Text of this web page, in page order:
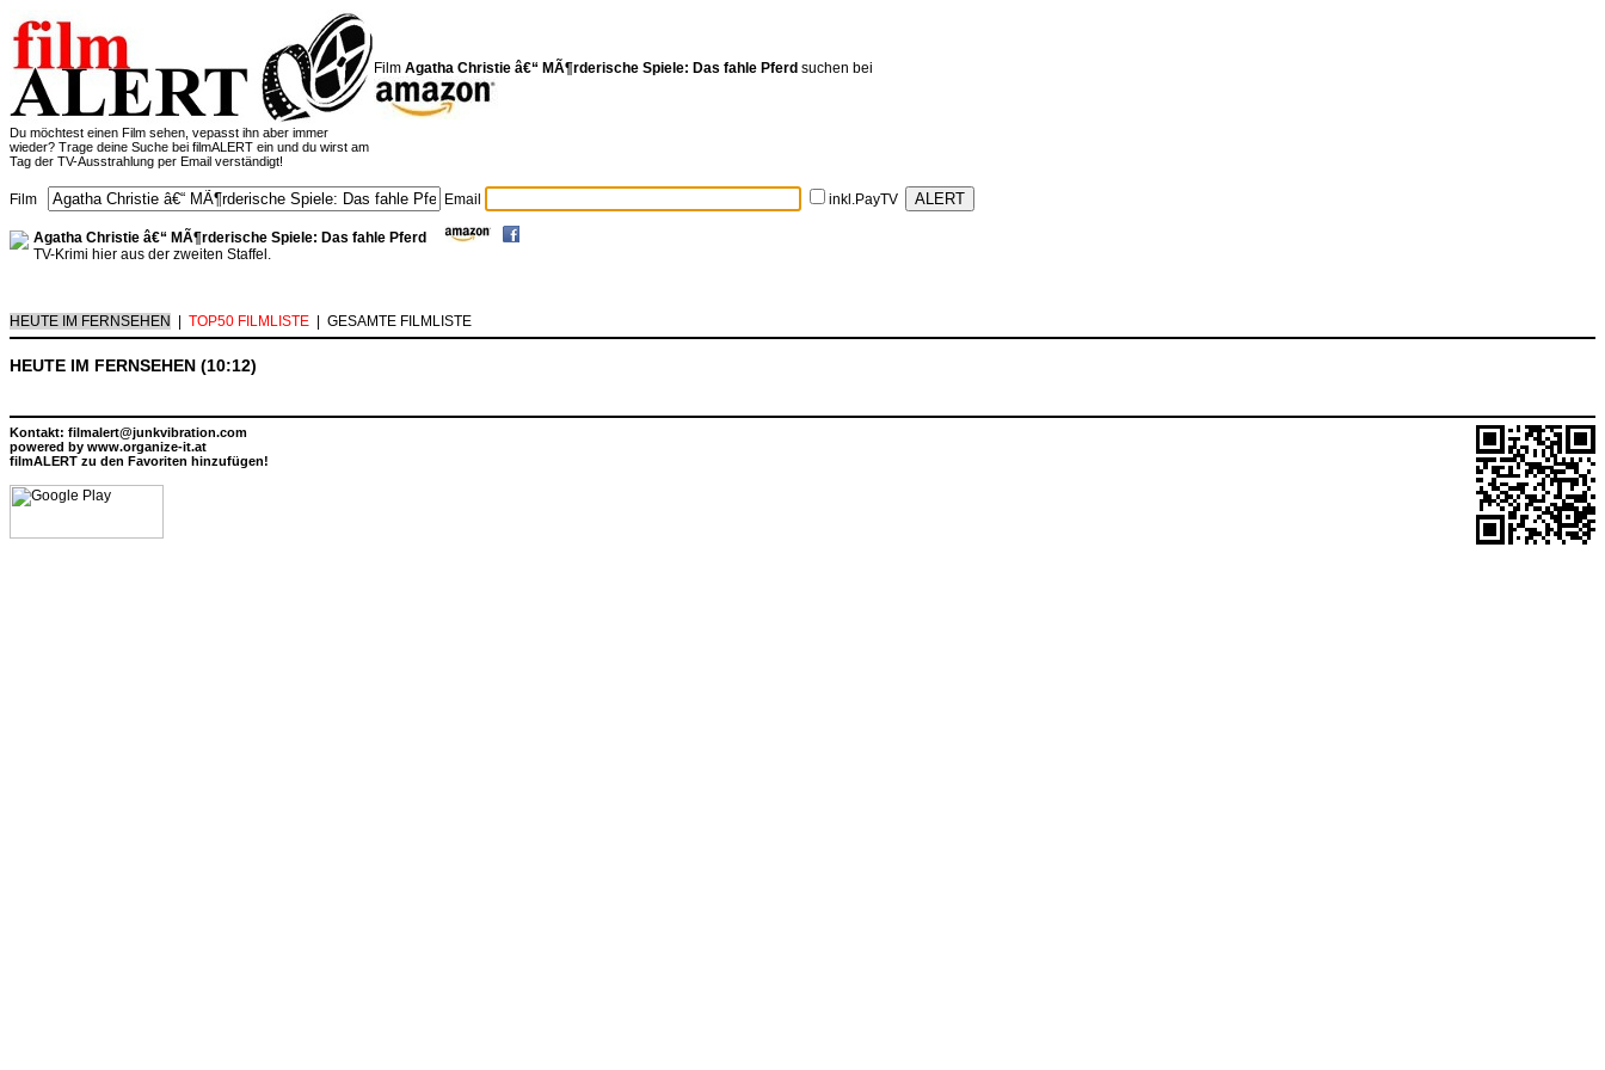
Du möchtest einen Film sehen, vepasst ihn aber immer
wieder? Trage deine Suche bei filmALERT ein und du wirst am
Tag der TV-Ausstrahlung per Email verständigt!
Film Agatha Christie â€“ MÃ¶rderische Spiele: Das fahle Pferd suchen bei
Film Email inkl.PayTV
Agatha Christie â€“ MÃ¶rderische Spiele: Das fahle Pferd
TV-Krimi hier aus der zweiten Staffel.
HEUTE IM FERNSEHEN TOP50 FILMLISTE GESAMTE FILMLISTE
HEUTE IM FERNSEHEN (10:12)
Kontakt: filmalert@junkvibration.com
powered by www.organize-it.at
filmALERT zu den Favoriten hinzufügen!